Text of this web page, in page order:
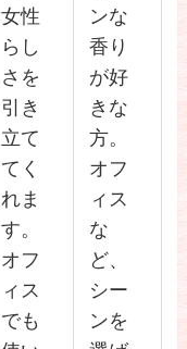
女性
らし
さを
引き
立て
てく
れま
す。
オフ
ィス
でも
ンな
香り
が好
きな
方。
オフ
ィス
な
ど、
シー
ンを